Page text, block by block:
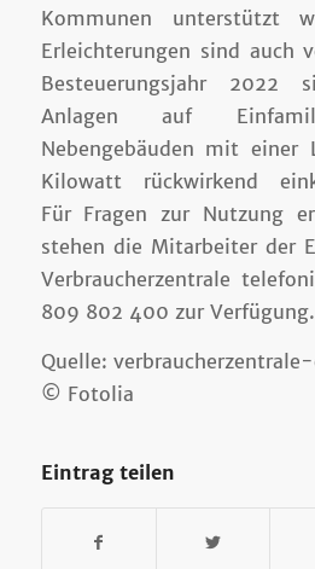
Kommunen unterstützt
Erleichterungen sind auch
Besteuerungsjahr 2022
Anlagen auf
Nebengebäuden mit
Kilowatt rückwirkend
Für Fragen zur Nutzung
stehen die Mitarbeiter der
Verbraucherzentrale
809 802 400 zur Verfügung.
Quelle:
© Fotolia
Eintrag teilen